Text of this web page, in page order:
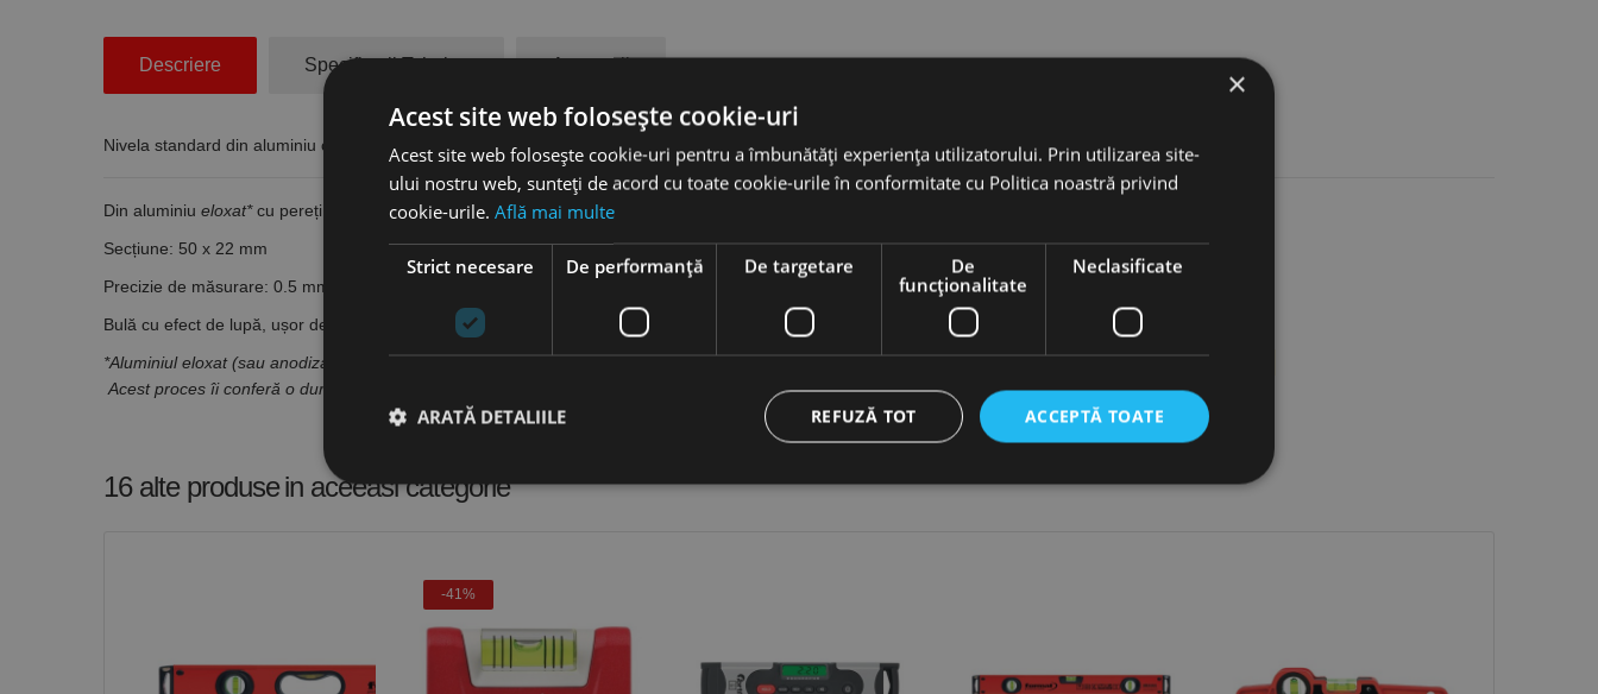
Descriere Specificatii Tehnice Accesorii
Nivela standard din aluminiu cu 2 bule de nivel, lungime 100 cm, sectiune 50 x 22 mm, precizie de masurare 0.5 mm/m, Format
Din aluminiu eloxat*cu pereți groși, cu bule de nivel orizontale și verticale
Secțiune: 50 x 22 mm
Precizie de măsurare: 0.5 mm/m
Bulă cu efect de lupă, ușor de citit chiar și pe lumină slabă
*Aluminiul eloxat (sau anodizat)
este aluminiu care a trecut printr-un proces electrochimic ce creează un strat protector de oxid de aluminiu pe suprafața sa
Acest proces îi conferă o durabilitate sporită, rezistență la coroziune, uzură și zgârieturi, precum și un finisaj estetic superior
16 alte produsein aceeasi categorie
-41%
×
Acest site web folosește cookie-uri
Acest site web folosește cookie-uri pentru a îmbunătăți experiența utilizatorului. Prin utilizarea site-
ului nostru web, sunteți de acord cu toate cookie-urile în conformitate cu Politica noastră privind
cookie-urile. Află mai multe
Strict necesare De performanță De targetare
De
funcţionalitate
Neclasificate
ACCEPTĂ TOATE
REFUZĂ TOT
ARATĂ DETALIILE
Cookie-urile strict necesare permit funcționalitatea principală a site-ului web, cum ar fi autentificarea utilizatorului și gestionarea
contului. Site-ul web nu poate fi utilizat corect fără cookie-uri strict necesare.
Furnizor /
Domeniu
CookieScriptConsent
CookieScript
Acest cookie este utilizat de serviciul Cookie-Script.com pentru a aminti